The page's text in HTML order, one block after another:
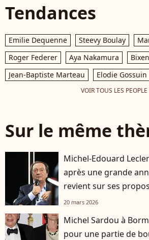
Tendances
Emilie Dequenne Steevy Boulay
Roger Federer
Aya Nakamura
Jean-Baptiste Marteau
Elodie Gossuin
VOIR TOUS LES PEOPLE
Sur le même
Michel-Edouard
après une grande
revient sur ses propos
20 mars 2026
Michel Sardou à
pour une partie de